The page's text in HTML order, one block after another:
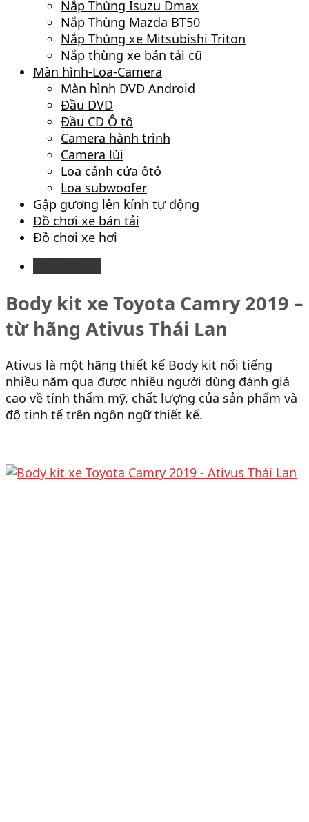
Nắp Thùng Isuzu Dmax
Nắp Thùng Mazda BT50
Nắp Thùng xe Mitsubishi Triton
Nắp thùng xe bán tải cũ
Màn hình-Loa-Camera
Màn hình DVD Android
Đầu DVD
Đầu CD Ô tô
Camera hành trình
Camera lùi
Loa cánh cửa ôtô
Loa subwoofer
Gập gương lên kính tự động
Đồ chơi xe bán tải
Đồ chơi xe hơi
Body kit xe Toyota Camry 2019 –
từ hãng Ativus Thái Lan
Ativus là một hãng thiết kế Body kit nổi tiếng
nhiều năm qua được nhiều người dùng đánh giá
cao về tính thẩm mỹ, chất lượng của sản phẩm và
độ tinh tế trên ngôn ngữ thiết kế.